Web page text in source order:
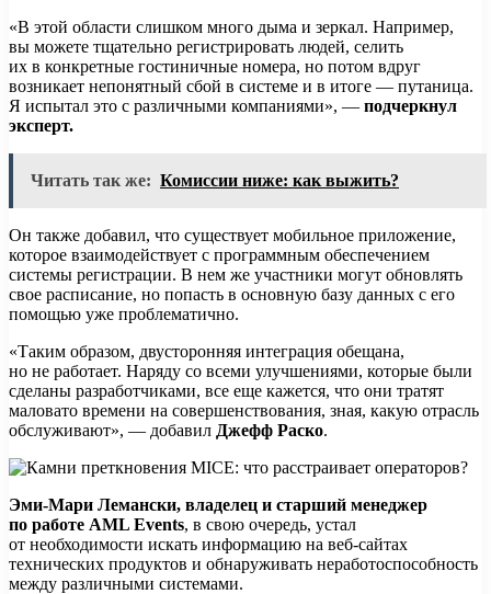
«В этой области слишком много дыма и зеркал. Например,
вы можете тщательно регистрировать людей, селить
их в конкретные гостиничные номера, но потом вдруг
возникает непонятный сбой в системе и в итоге — путаница.
Я испытал это с различными компаниями», — подчеркнул
эксперт.
Читать так же: Комиссии ниже: как выжить?
Он также добавил, что существует мобильное приложение,
которое взаимодействует с программным обеспечением
системы регистрации. В нем же участники могут обновлять
свое расписание, но попасть в основную базу данных с его
помощью уже проблематично.
«Таким образом, двусторонняя интеграция обещана,
но не работает. Наряду со всеми улучшениями, которые были
сделаны разработчиками, все еще кажется, что они тратят
маловато времени на совершенствования, зная, какую отрасль
обслуживают», — добавил Джефф Раско.
Эми-Мари Лемански, владелец и старший менеджер
по работе AML Events, в свою очередь, устал
от необходимости искать информацию на веб-сайтах
технических продуктов и обнаруживать неработоспособность
между различными системами.